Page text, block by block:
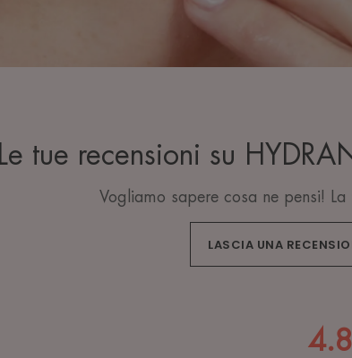
Le tue recensioni su
Vogliamo sapere cosa ne pensi!
LASCIA UNA
4.8